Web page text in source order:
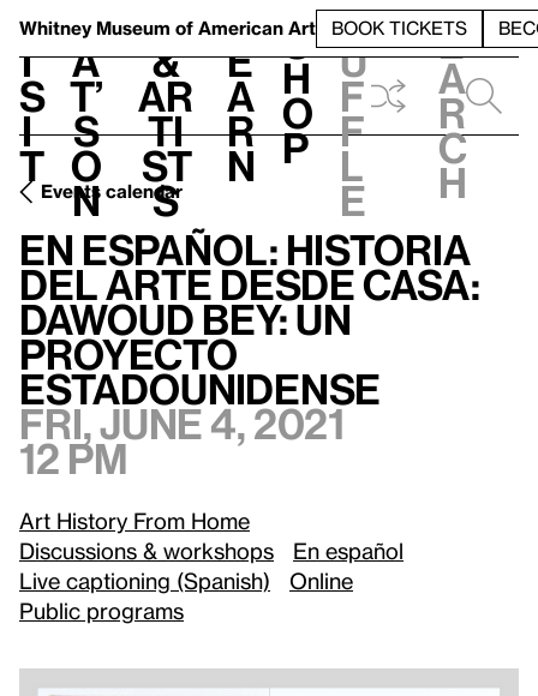
Whitney Museum of American Art BOOK TICKETS
V
i
s
i
t
h
a
t’
s
o
n
t
&
Ar
ti
st
s
L
e
a
r
n
S
h
o
p
h
u
f
f
l
e
e
a
r
c
h
Events calendar
En Español: Historia
del arte desde casa:
Dawoud Bey: Un
proyecto
estadounidense
Fri, June 4, 2021
12 pm
Art History From Home
Discussions & workshops
En español
Live captioning (Spanish)
Online
Public programs